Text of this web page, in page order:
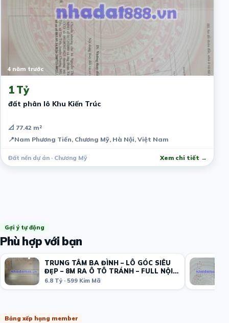
4 năm trước
1 Tỷ
đất phân lô Khu Kiến Trúc
📐 77.42 m²
📍Nam Phương Tiến, Chương Mỹ, Hà Nội, Việt Nam
Đất nền dự án · Chương Mỹ Xem chi tiết →
Gợi ý tự động
Phù hợp với bạn
TRUNG TÂM BA ĐÌNH – LÔ GÓC SIÊU
ĐẸP – 8M RA Ô TÔ TRÁNH – FULL NỘI
THẤT – Ở LUÔN
6.8 Tỷ · 599 Kim Mã
Bảng xếp hạng member